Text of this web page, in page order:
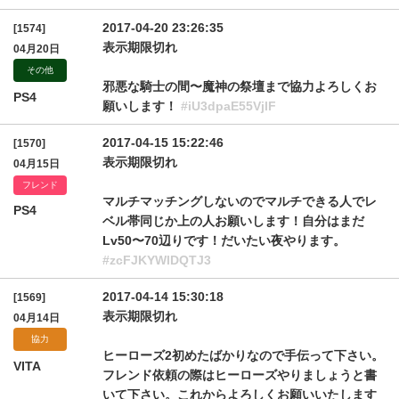
[1574]
04月20日
その他
PS4
2017-04-20 23:26:35
表示期限切れ
邪悪な騎士の間〜魔神の祭壇まで協力よろしくお
願いします！ #iU3dpaE55VjlF
[1570]
04月15日
フレンド
PS4
2017-04-15 15:22:46
表示期限切れ
マルチマッチングしないのでマルチできる人でレ
ベル帯同じか上の人お願いします！自分はまだ
Lv50〜70辺りです！だいたい夜やります。
#zcFJKYWlDQTJ3
[1569]
04月14日
協力
VITA
2017-04-14 15:30:18
表示期限切れ
ヒーローズ2初めたばかりなので手伝って下さい。
フレンド依頼の際はヒーローズやりましょうと書
いて下さい。これからよろしくお願いいたします